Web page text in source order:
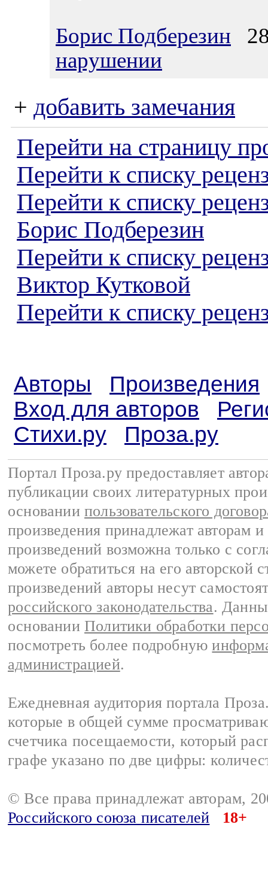
Борис Подберезин
нарушении
+ добавить замечания
Перейти на страницу
Перейти к списку
Перейти к списку
Борис Подберезин
Перейти к списку
Виктор Кутковой
Перейти к списку
Авторы
Произведения
Вход для авторов
Стихи.ру
Проза.ру
Портал Проза.ру предоставляет
публикации своих литературных
основании пользовательского
произведения принадлежат авторам
произведений возможна только с
можете обратиться на его авторской
произведений авторы несут
российского законодательства.
основании Политики обработки
посмотреть более подробную
администрацией.
Ежедневная аудитория портала
которые в общей сумме
счетчика посещаемости, который
графе указано по две цифры:
© Все права принадлежат авторам,
Российского союза писателей
18+